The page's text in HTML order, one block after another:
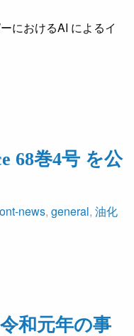
におけるAI によるイ
68巻4号 を公
news, general, 油化
和元年の事